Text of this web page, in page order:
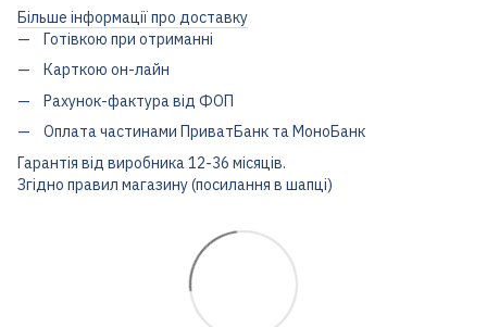
Більше інформації про доставку
Готівкою при отриманні
Карткою он-лайн
Рахунок-фактура від ФОП
Оплата частинами ПриватБанк та МоноБанк
Гарантія від виробника 12-36 місяців.
Згідно правил магазину (посилання в шапці)